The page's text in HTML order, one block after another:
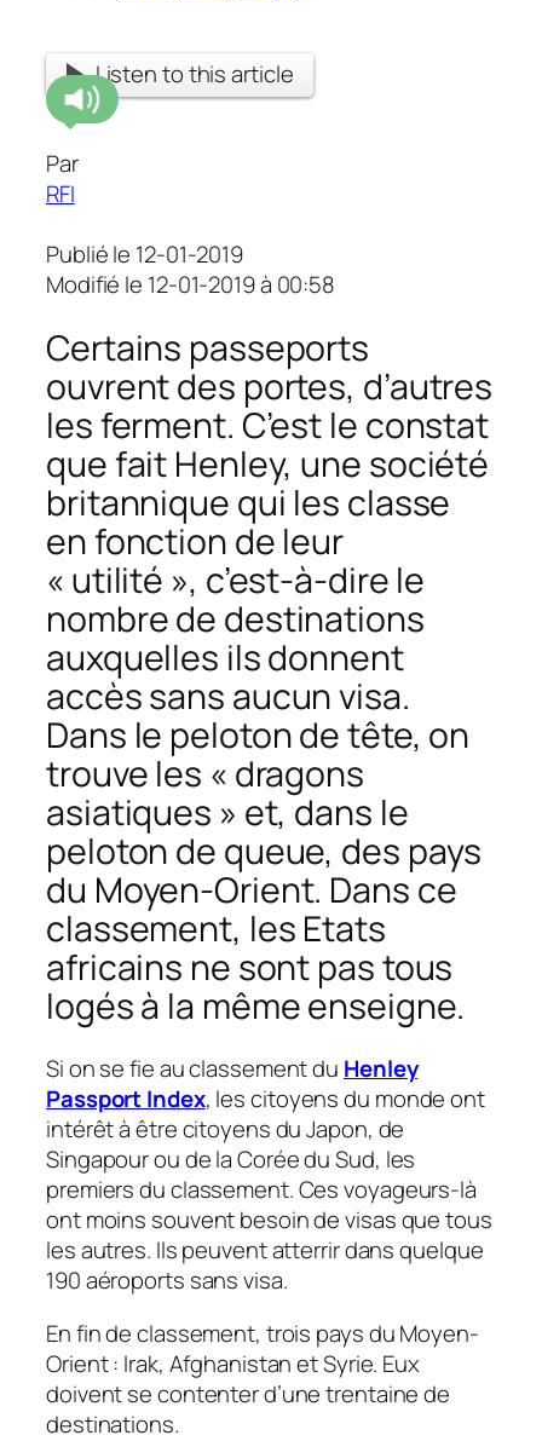
Listen to this article
Par
RFI
Publié le 12-01-2019
Modifié le 12-01-2019 à 00:58
Certains passeports
ouvrent des portes, d’autres
les ferment. C’est le constat
que fait Henley, une société
britannique qui les classe
en fonction de leur
« utilité », c’est-à-dire le
nombre de destinations
auxquelles ils donnent
accès sans aucun visa.
Dans le peloton de tête, on
trouve les « dragons
asiatiques » et, dans le
peloton de queue, des pays
du Moyen-Orient. Dans ce
classement, les Etats
africains ne sont pas tous
logés à la même enseigne.
Si on se fie au classement du Henley
Passport Index, les citoyens du monde ont
intérêt à être citoyens du Japon, de
Singapour ou de la Corée du Sud, les
premiers du classement. Ces voyageurs-là
ont moins souvent besoin de visas que tous
les autres. Ils peuvent atterrir dans quelque
190 aéroports sans visa.
En fin de classement, trois pays du Moyen-
Orient : Irak, Afghanistan et Syrie. Eux
doivent se contenter d’une trentaine de
destinations.